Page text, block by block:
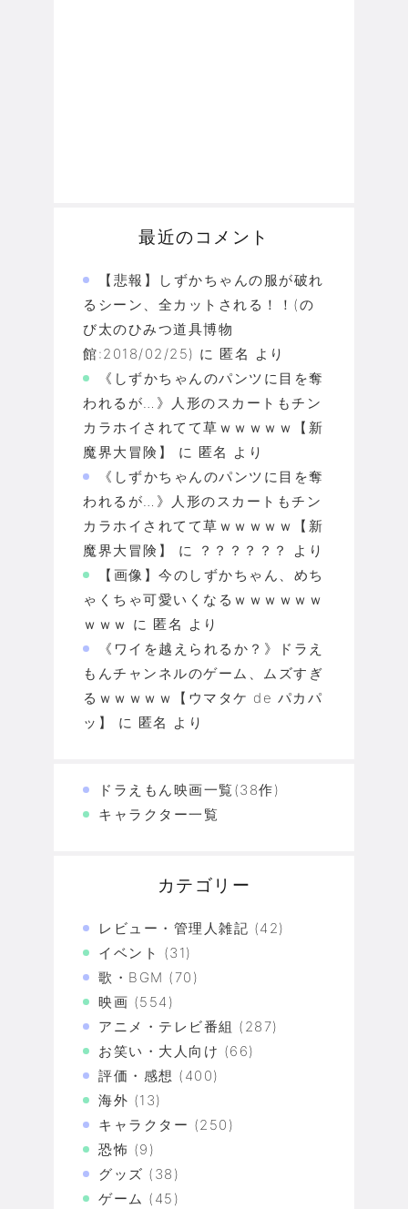
最近のコメント
【悲報】しずかちゃんの服が破れ
るシーン、全カットされる！！(の
び太のひみつ道具博物
館:2018/02/25) に 匿名 より
《しずかちゃんのパンツに目を奪
われるが…》人形のスカートもチン
カラホイされてて草ｗｗｗｗｗ【新
魔界大冒険】
に 匿名 より
《しずかちゃんのパンツに目を奪
われるが…》人形のスカートもチン
カラホイされてて草ｗｗｗｗｗ【新
魔界大冒険】
に ？？？？？？
より
【画像】今のしずかちゃん、めち
ゃくちゃ可愛いくなるｗｗｗｗｗｗ
ｗｗｗ に 匿名 より
《ワイを越えられるか？》ドラえ
もんチャンネルのゲーム、ムズすぎ
るｗｗｗｗｗ【ウマタケ de パカパ
ッ】
に 匿名 より
ドラえもん映画一覧(38作)
キャラクター一覧
カテゴリー
レビュー・管理人雑記 (42)
イベント (31)
歌・BGM (70)
映画 (554)
アニメ・テレビ番組 (287)
お笑い・大人向け (66)
評価・感想 (400)
海外 (13)
キャラクター (250)
恐怖 (9)
グッズ (38)
ゲーム (45)